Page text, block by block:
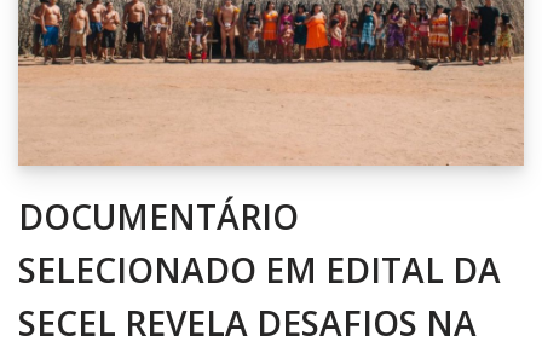
DOCUMENTÁRIO
SELECIONADO EM EDITAL DA
SECEL REVELA DESAFIOS NA